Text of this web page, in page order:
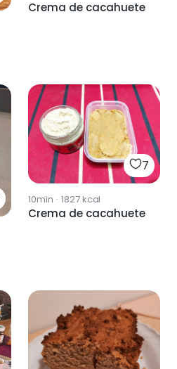
Crema de cacahuete
7
10min · 1827kcal
Crema de cacahuete